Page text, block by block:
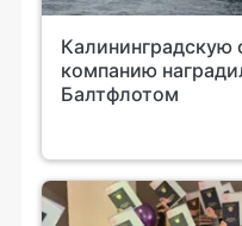
Калининградскую
компанию
Балтфлотом